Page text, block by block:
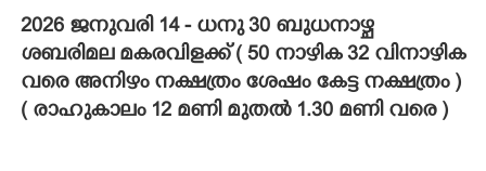
CONTACT US
2026 ജനുവരി 14 - ധനു 30 ബുധനാഴ്ച
ശബരിമല മകരവിളക്ക് ( 50 നാഴിക 32 വിനാഴിക
വരെ അനിഴം നക്ഷത്രം ശേഷം കേട്ട നക്ഷത്രം )
( രാഹുകാലം 12 മണി മുതൽ 1.30 മണി വരെ )